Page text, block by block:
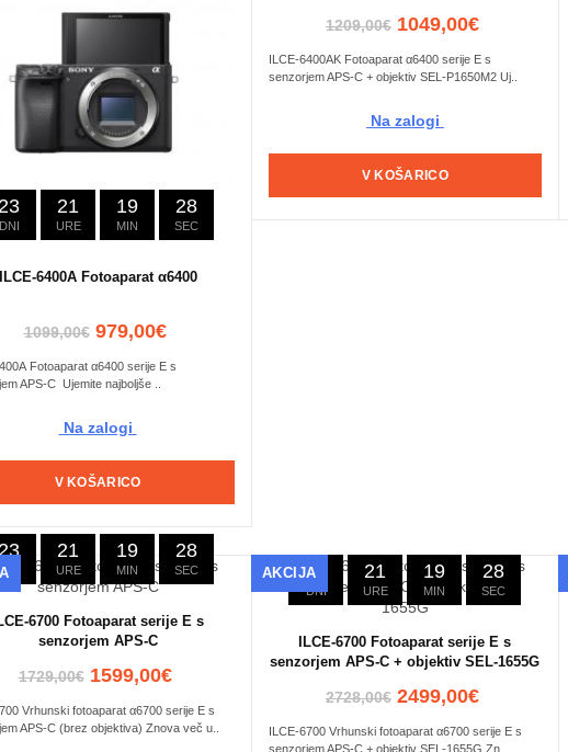
21
URE
19
MIN
27
SEC
6400A Fotoaparat α6400
1099,00€ 979,00€
Fotoaparat α6400 serije E s
APS-C Ujemite najboljše ..
Na zalogi
V KOŠARICO
1209,00€ 1049,00€
ILCE-6400AK Fotoaparat α6400 serije E s
senzorjem APS-C + objektiv SEL-P1650M2 Uj..
Na zalogi
V KOŠARICO
21
URE
19
MIN
27
SEC
6700 Fotoaparat serije E s
senzorjem APS-C
1729,00€ 1599,00€
Vrhunski fotoaparat α6700 serije E s
APS-C (brez objektiva) Znova več u..
23
DNI
21
URE
19
MIN
27
SEC
AKCIJA
ILCE-6700 Fotoaparat serije E s
senzorjem APS-C + objektiv SEL-1655G
2728,00€ 2499,00€
ILCE-6700 Vrhunski fotoaparat α6700 serije E s
senzorjem APS-C + objektiv SEL-1655G Zn..